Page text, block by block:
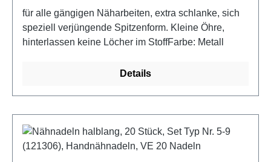
für alle gängigen Näharbeiten, extra schlanke, sich
speziell verjüngende Spitzenform. Kleine Öhre,
hinterlassen keine Löcher im StoffFarbe: Metall
Details